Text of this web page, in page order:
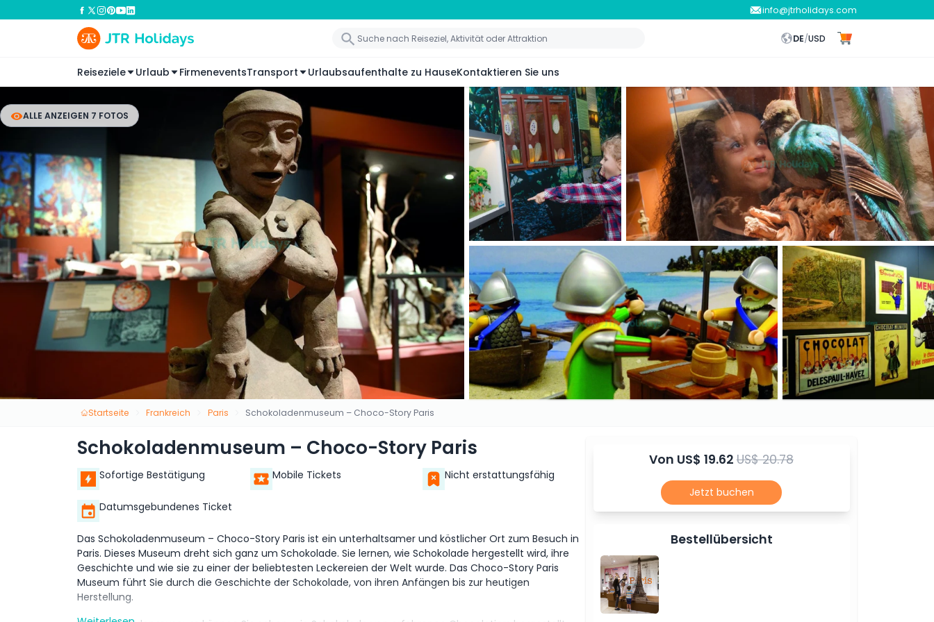
info@jtrholidays.com
DE/USD
Reiseziele Urlaub FirmeneventsTransport Urlaubsaufenthalte zu HauseKontaktieren Sie uns
ALLE ANZEIGEN 7 FOTOS
Startseite Frankreich Paris Schokoladenmuseum – Choco-Story Paris
Schokoladenmuseum – Choco-Story Paris
Sofortige Bestätigung Mobile Tickets Nicht erstattungsfähig
Datumsgebundenes Ticket
Das Schokoladenmuseum – Choco-Story Paris ist ein unterhaltsamer und köstlicher Ort zum Besuch in
Paris. Dieses Museum dreht sich ganz um Schokolade. Sie lernen, wie Schokolade hergestellt wird, ihre
Geschichte und wie sie zu einer der beliebtesten Leckereien der Welt wurde. Das Choco-Story Paris
Museum führt Sie durch die Geschichte der Schokolade, von ihren Anfängen bis zur heutigen
Herstellung.
Von US$ 19.62US$ 20.78
Jetzt buchen
Bestellübersicht